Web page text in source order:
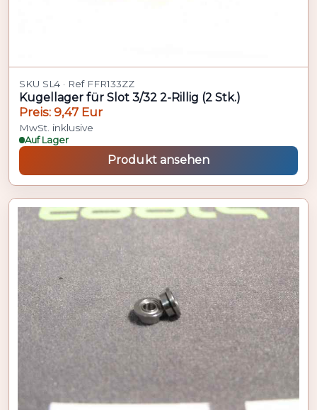
SKU SL4 · Ref FFR133ZZ
Kugellager für Slot 3/32 2-Rillig (2 Stk.)
Preis: 9,47 Eur
MwSt. inklusive
Auf Lager
Produkt ansehen